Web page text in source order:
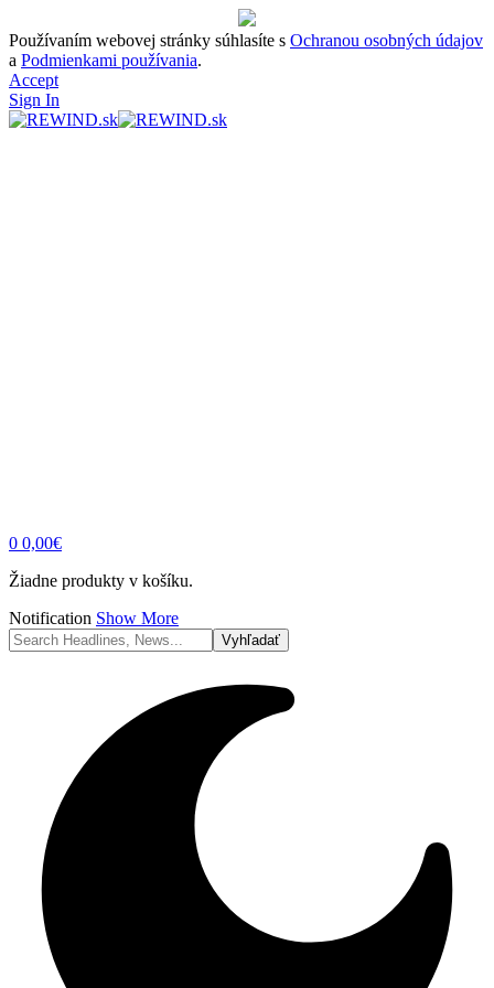
Používaním webovej stránky súhlasíte s Ochranou osobných údajov
a Podmienkami používania.
Accept
Sign In
0 0,00€
Žiadne produkty v košíku.
Notification Show More